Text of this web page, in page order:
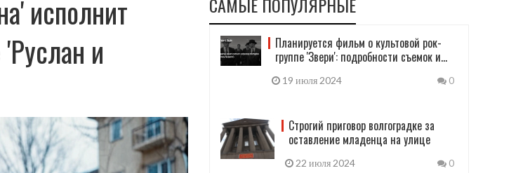
исполнит
и
Планируется фильм о культовой рок-
группе 'Звери': подробности съемок и
19 июля 2024 0
Строгий приговор волгоградке за
оставление младенца на улице
22 июля 2024 0